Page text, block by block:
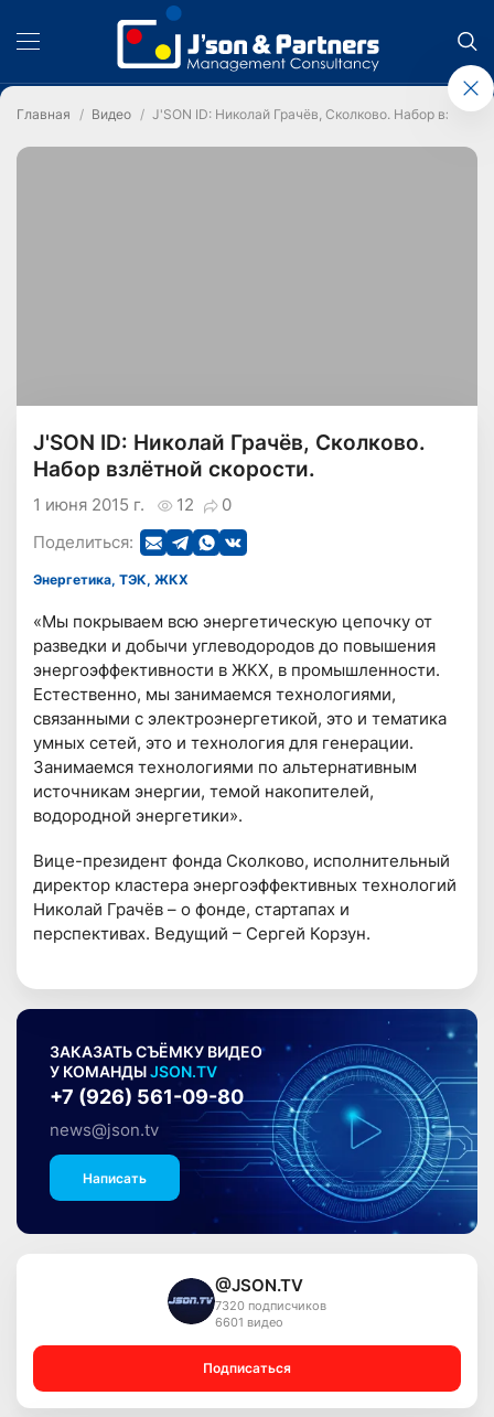
Главная Видео J'SON ID: Николай Грачёв, Сколково. Набор
J'SON ID: Николай Грачёв, Сколково.
Набор взлётной скорости.
12 0
1 июня 2015 г.
Поделиться:
Энергетика, ТЭК, ЖКХ
«Мы покрываем всю энергетическую цепочку от
разведки и добычи углеводородов до повышения
энергоэффективности в ЖКХ, в промышленности.
Естественно, мы занимаемся технологиями,
связанными с электроэнергетикой, это и тематика
умных сетей, это и технология для генерации.
Занимаемся технологиями по альтернативным
источникам энергии, темой накопителей,
водородной энергетики».
Вице-президент фонда Сколково, исполнительный
директор кластера энергоэффективных технологий
Николай Грачёв – о фонде, стартапах и
перспективах. Ведущий – Сергей Корзун.
ЗАКАЗАТЬ СЪЁМКУ ВИДЕО
У КОМАНДЫJSON.TV
+7 (926) 561-09-80
news@json.tv
Написать
@JSON.TV
7320 подписчиков
6601 видео
Подписаться